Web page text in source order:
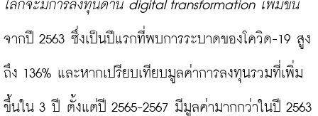
โลกจะมีการลงทุนด้าน digital transformation เพิ่มขึ้น
จากปี 2563 ซึ่งเป็นปีแรกที่พบการระบาดของโควิด-19 สูง
ถึง 136% และหากเปรียบเทียบมูลค่าการลงทุนรวมที่เพิ่ม
ขึ้นใน 3 ปี ตั้งแต่ปี 2565-2567 มีมูลค่ามากกว่าในปี 2563